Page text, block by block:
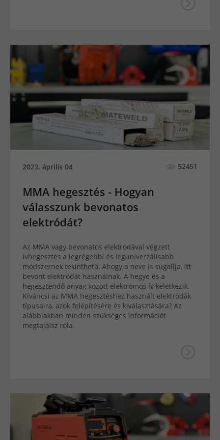
2023. április 04 52451
MMA hegesztés - Hogyan
válasszunk bevonatos
elektródát?
Az MMA vagy bevonatos elektródával végzett
ívhegesztés a legrégebbi és leguniverzálisabb
módszernek tekinthető. Ahogy a neve is sugallja, itt
bevont elektródát használnak. A hegye és a
hegesztendő anyag között elektromos ív keletkezik.
Kíváncsi az MMA hegesztéshez használt elektródák
típusaira, azok felépítésére és kiválasztására? Az
alábbiakban minden szükséges információt
megtalálsz róla.